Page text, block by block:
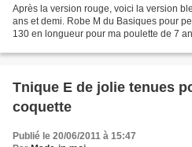
Après la version rouge, voici la version
ans et demi. Robe M du Basiques pour
130 en longueur pour ma poulette de 7
Tnique E de jolie tenues
coquette
Publié le 20/06/2011 à 15:47